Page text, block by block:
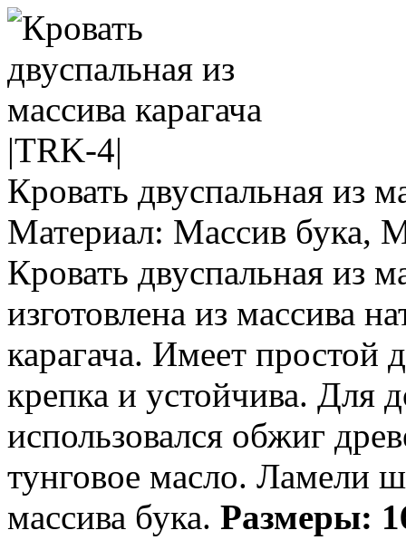
Кровать двуспальная из
Материал: Массив бука,
Кровать двуспальная из
изготовлена из массива
карагача. Имеет простой
крепка и устойчива. Для
использовался обжиг
тунговое масло. Ламели
массива бука. Размеры: